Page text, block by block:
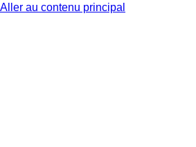
Aller au contenu principal